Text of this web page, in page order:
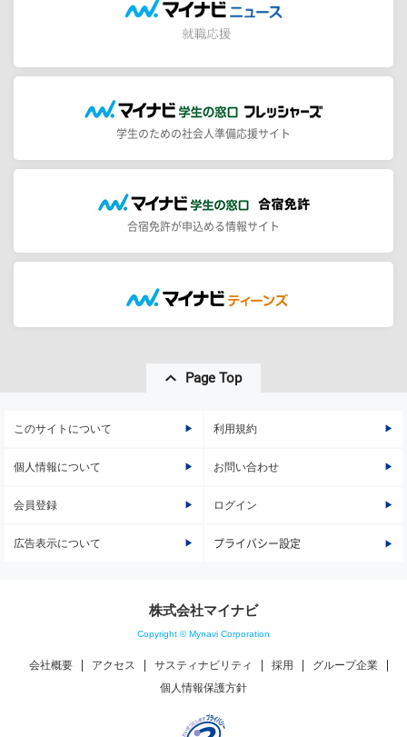
学生のための社会人準備応援サイト
合宿免許が申込める情報サイト
Page Top
このサイトについて 利用規約
個人情報について お問い合わせ
会員登録 ログイン
広告表示について プライバシー設定
株式会社マイナビ
Copyright © Mynavi Corporation
会社概要 アクセス サスティナビリティ 採用
グループ企業
個人情報保護方針